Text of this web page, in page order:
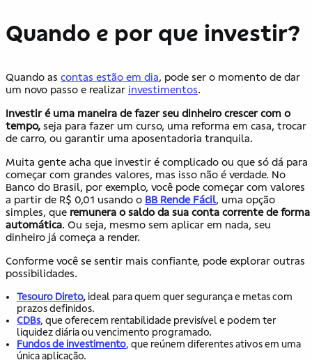
Quando e por que investir?
Quando as contas estão em dia, pode ser o momento de dar
um novo passo e realizar investimentos.
Investir é uma maneira de fazer seu dinheiro crescer com o
tempo, seja para fazer um curso, uma reforma em casa, trocar
de carro, ou garantir uma aposentadoria tranquila.
Muita gente acha que investir é complicado ou que só dá para
começar com grandes valores, mas isso não é verdade. No
Banco do Brasil, por exemplo, você pode começar com valores
a partir de R$ 0,01 usando o BB Rende Fácil, uma opção
simples, que remunera o saldo da sua conta corrente de forma
automática. Ou seja, mesmo sem aplicar em nada, seu
dinheiro já começa a render.
Conforme você se sentir mais confiante, pode explorar outras
possibilidades.
Tesouro Direto, ideal para quem quer segurança e metas com
prazos definidos.
CDBs, que oferecem rentabilidade previsível e podem ter
liquidez diária ou vencimento programado.
Fundos de investimento, que reúnem diferentes ativos em uma
única aplicação.